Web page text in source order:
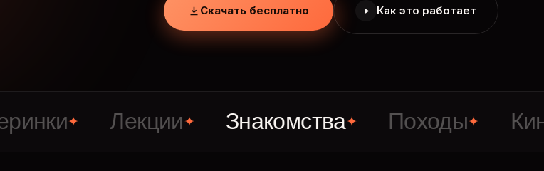
Скачать бесплатно Как это работает
✦ Лекции✦ Знакомства✦ Походы✦ Кино ✦